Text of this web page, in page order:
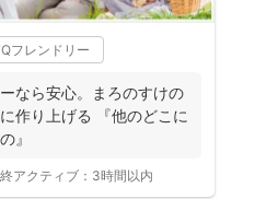
フレンドリー
なら安心。まろのすけの
作り上げる 『他のどこに
』
アクティブ： 3時間以内